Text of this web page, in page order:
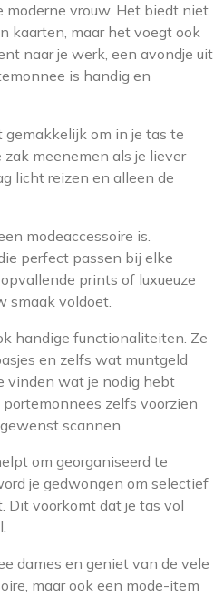
moderne vrouw. Het biedt niet
kaarten, maar het voegt ook
naar je werk, een avondje uit
is handig en
om in je tas te
meenemen als je liever
licht reizen en alleen de
modeaccessoire is.
perfect passen bij elke
prints of luxueuze
smaak voldoet.
handige functionaliteiten. Ze
en zelfs wat muntgeld
vinden wat je nodig hebt
zelfs voorzien
scannen.
om georganiseerd te
je gedwongen om selectief
Dit voorkomt dat je tas vol
dames en geniet van de vele
maar ook een mode-item